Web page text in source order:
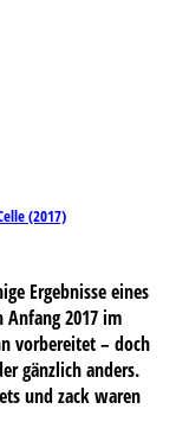
(2017)
Ergebnisse eines
Anfang 2017 im
vorbereitet – doch
gänzlich anders.
und zack waren